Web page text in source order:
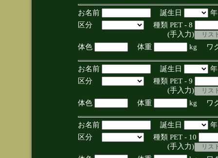
お名前 誕生日
区分
種類 PET - 8
(手入力)
体色
体重 kg ワ
お名前 誕生日
区分
種類 PET - 9
(手入力)
体色
体重 kg ワ
お名前 誕生日
区分
種類 PET - 10
(手入力)